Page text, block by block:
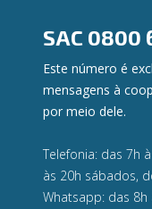
SAC 0800
Este número é
mensagens à
por meio dele.
Telefonia: das 7h
às 20h sábados,
Whatsapp: das